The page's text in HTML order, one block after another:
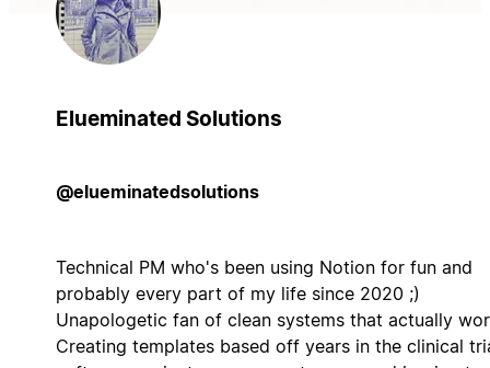
Elueminated Solutions
@elueminatedsolutions
Technical PM who's been using Notion for fun and
probably every part of my life since 2020 ;)
Unapologetic fan of clean systems that actually
Creating templates based off years in the clinical